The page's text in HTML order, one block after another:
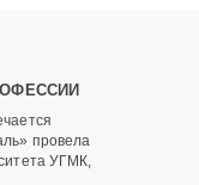
провела
УГМК,